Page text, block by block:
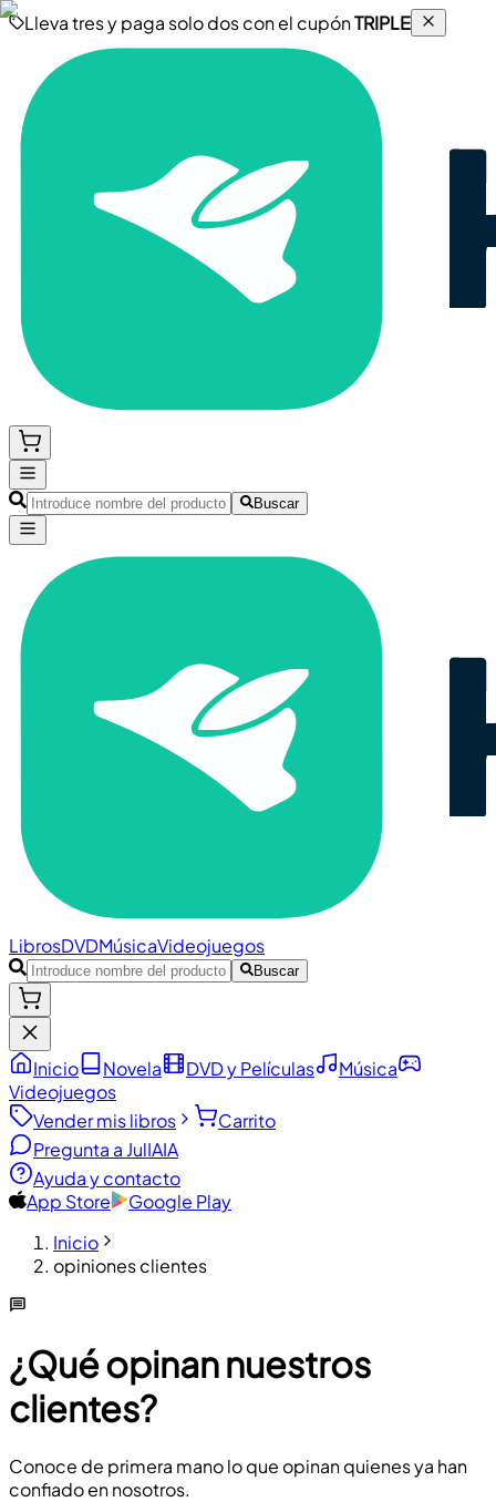
Lleva tres y paga solo dos con el cupónTRIPLE
Buscar
LibrosDVDMúsicaVideojuegos
Buscar
Inicio Novela DVD y Películas
Música
Videojuegos
Vender mis libros
Carrito
Pregunta a JulIAIA
Ayuda y contacto
App Store
Google Play
Inicio
opiniones clientes
¿Qué opinan nuestros
clientes?
Conoce de primera mano lo que opinan quienes ya han
confiado en nosotros.